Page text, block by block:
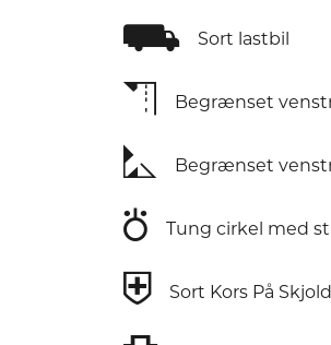
⛟ Sort lastbil
⛠ Begrænset
⛡ Begrænset
⛣ Tung cirkel med
⛨ Sort Kors På Skjold